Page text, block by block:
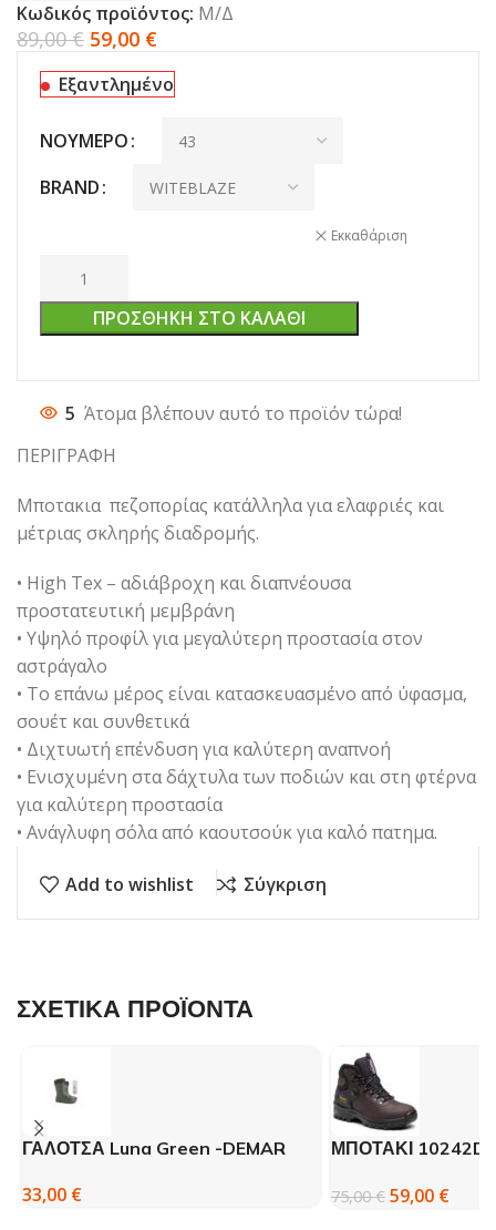
Κωδικός προϊόντος: Μ/Δ
89,00€ 59,00 €
Εξαντλημένο
ΝΟΎΜΕΡΟ
BRAND
Εκκαθάριση
ΠΡΟΣΘΉΚΗ ΣΤΟ ΚΑΛΆΘΙ
5 Άτομα βλέπουν αυτό το προϊόν τώρα!
ΠΕΡΙΓΡΑΦΗ
Μποτακια πεζοπορίας κατάλληλα για ελαφριές και
μέτριας σκληρής διαδρομής.
• High Tex – αδιάβροχη και διαπνέουσα
προστατευτική μεμβράνη
• Υψηλό προφίλ για μεγαλύτερη προστασία στον
αστράγαλο
• Το επάνω μέρος είναι κατασκευασμένο από ύφασμα,
σουέτ και συνθετικά
• Διχτυωτή επένδυση για καλύτερη αναπνοή
• Ενισχυμένη στα δάχτυλα των ποδιών και στη φτέρνα
για καλύτερη προστασία
• Ανάγλυφη σόλα από καουτσούκ για καλό πατημα.
Add to wishlist Σύγκριση
ΣΧΕΤΙΚΑ ΠΡΟΪΟΝΤΑ
ΓΑΛΟΤΣΑ Luna Green -DEMAR
33,00 €
ΜΠΟΤΑΚΙ
75,00€ 59,00 €